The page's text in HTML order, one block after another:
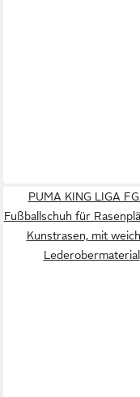
PUMA KING LIGA
Fußballschuh für
Kunstrasen, mit
Lederobermaterial